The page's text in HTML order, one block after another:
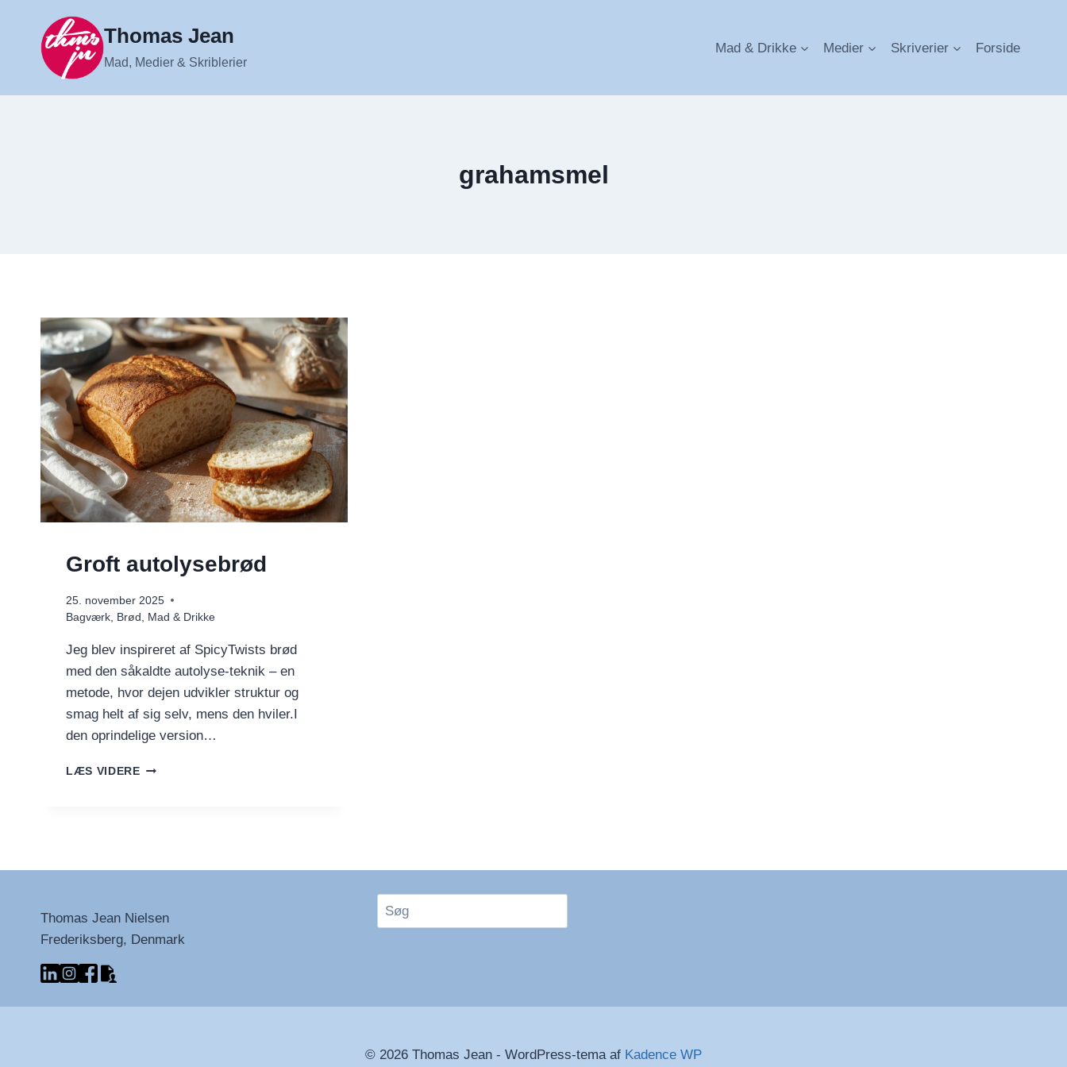
indhold
Thomas Jean
Mad, Medier & Skriblerier
Mad & Drikke Medier Skriverier Forside
grahamsmel
Groft autolysebrød
25. november 2025
Bagværk
Brød Mad & Drikke
Jeg blev inspireret af SpicyTwists brød
med den såkaldte autolyse-teknik – en
metode, hvor dejen udvikler struktur og
smag helt af sig selv, mens den hviler.I
den oprindelige version…
LÆS VIDEREGROFT
Thomas Jean Nielsen
Frederiksberg, Denmark
Søg
© 2026 Thomas Jean - WordPress-tema af Kadence WP